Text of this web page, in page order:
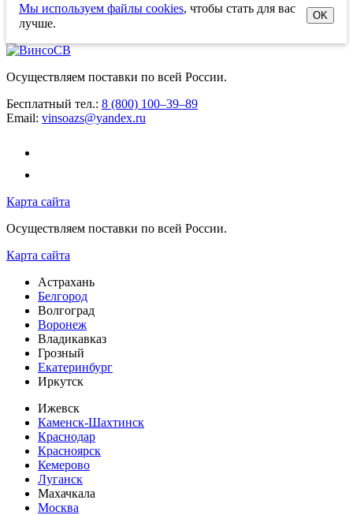
Мы используем файлы cookies, чтобы стать для вас
лучше.
OK
Осуществляем поставки по всей России.
Бесплатный тел.: 8 (800) 100–39–89
Email: vinsoazs@yandex.ru
Карта сайта
Осуществляем поставки по всей России.
Карта сайта
Астрахань
Белгород
Волгоград
Воронеж
Владикавказ
Грозный
Екатеринбург
Иркутск
Ижевск
Каменск-Шахтинск
Краснодар
Красноярск
Кемерово
Луганск
Махачкала
Москва